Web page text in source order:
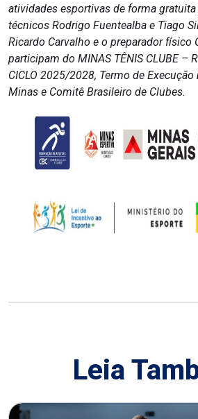
atividades esportivas de forma
técnicos Rodrigo Fuentealba e Tiago
Ricardo Carvalho e o preparador físico
participam do MINAS TÊNIS CLUBE –
CICLO 2025/2028, Termo de
Minas e Comitê Brasileiro de Clubes.
Leia